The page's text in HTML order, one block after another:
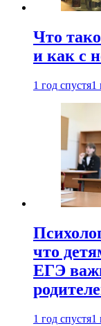
Что
и как с
1 год спустя1
что
ЕГЭ
1 год спустя1